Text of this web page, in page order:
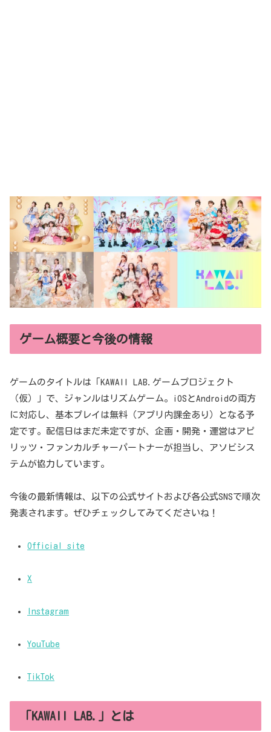
ゲーム概要と今後の情報
ゲームのタイトルは「KAWAII LAB.ゲームプロジェクト
（仮）」で、ジャンルはリズムゲーム。iOSとAndroidの両方
に対応し、基本プレイは無料（アプリ内課金あり）となる予
定です。配信日はまだ未定ですが、企画・開発・運営はアピ
リッツ・ファンカルチャーパートナーが担当し、アソビシス
テムが協力しています。
今後の最新情報は、以下の公式サイトおよび各公式SNSで順次
発表されます。ぜひチェックしてみてくださいね！
Official site
X
Instagram
YouTube
TikTok
「KAWAII LAB.」とは